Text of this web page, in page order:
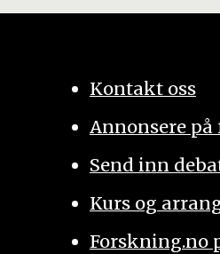
Kontakt oss
Annonsere
Send inn
Kurs og
Forskning.no